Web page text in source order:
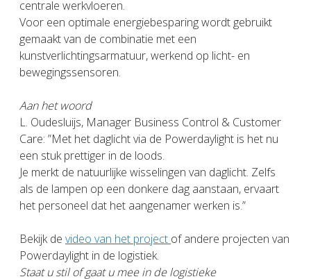
centrale werkvloeren.
Voor een optimale energiebesparing wordt gebruikt
gemaakt van de combinatie met een
kunstverlichtingsarmatuur, werkend op licht- en
bewegingssensoren.
Aan het woord
L. Oudesluijs, Manager Business Control & Customer
Care: ”Met het daglicht via de Powerdaylight is het nu
een stuk prettiger in de loods.
Je merkt de natuurlijke wisselingen van daglicht. Zelfs
als de lampen op een donkere dag aanstaan, ervaart
het personeel dat het aangenamer werken is.”
Bekijk de video van het project of andere projecten van
Powerdaylight in de logistiek.
Staat u stil of gaat u mee in de logistieke